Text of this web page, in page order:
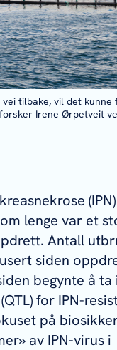
vei tilbake, vil det
Irene Ørpetveit
lenge var et
Antall
siden
begynte å ta
for IPN-
på
av IPN-virus i